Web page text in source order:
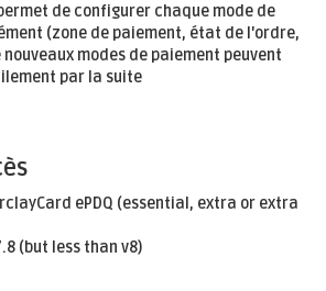
de configurer chaque mode de
(zone de paiement, état de l'ordre,
nouveaux modes de paiement peuvent
par la suite
ePDQ (essential, extra or extra
(but less than v8)